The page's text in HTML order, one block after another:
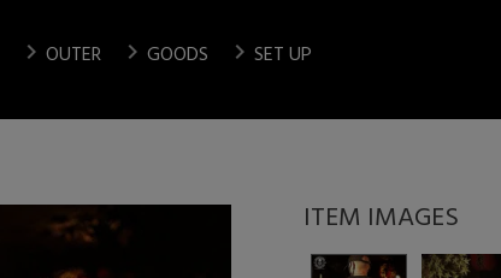
chevron_right OUTER chevron_right GOODS chevron_right SET UP